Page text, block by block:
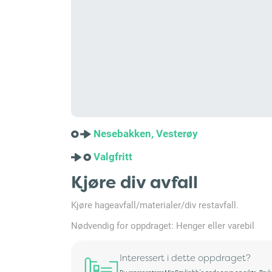
Nesebakken, Vesterøy
Valgfritt
Kjøre div avfall
Kjøre hageavfall/materialer/div restavfall.
Nødvendig for oppdraget: Henger eller varebil
Interessert i dette oppdraget?